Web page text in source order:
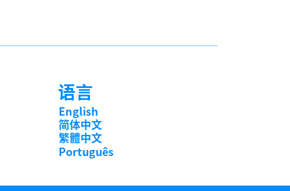
语言
English
简体中文
繁體中文
Português